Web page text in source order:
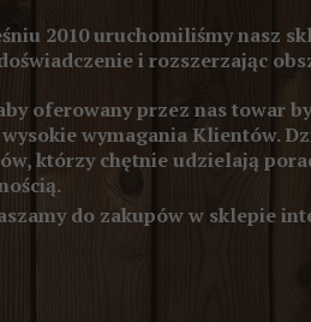
2010 uruchomiliśmy nasz
i rozszerzając
oferowany przez nas towar
wysokie wymagania Klientów.
którzy chętnie udzielają
do zakupów w sklepie